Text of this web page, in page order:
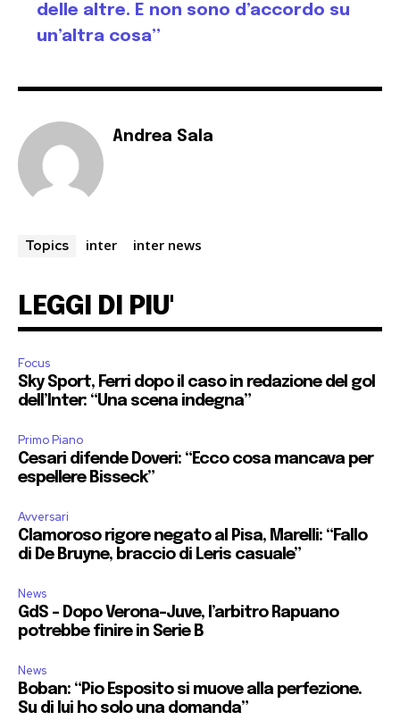
delle altre. E non sono d’accordo su
un’altra cosa”
Andrea Sala
Topics inter inter news
LEGGI DI PIU'
Focus
Sky Sport, Ferri dopo il caso in redazione del gol
dell’Inter: “Una scena indegna”
Primo Piano
Cesari difende Doveri: “Ecco cosa mancava per
espellere Bisseck”
Avversari
Clamoroso rigore negato al Pisa, Marelli: “Fallo
di De Bruyne, braccio di Leris casuale”
News
GdS – Dopo Verona-Juve, l’arbitro Rapuano
potrebbe finire in Serie B
News
Boban: “Pio Esposito si muove alla perfezione.
Su di lui ho solo una domanda”